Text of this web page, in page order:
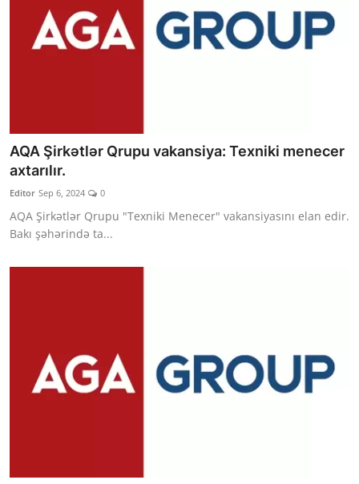
AQA Şirkətlər Qrupu vakansiya: Texniki menecer
axtarılır.
Editor Sep 6, 2024 0
AQA Şirkətlər Qrupu "Texniki Menecer" vakansiyasını elan edir.
Bakı şəhərində ta...